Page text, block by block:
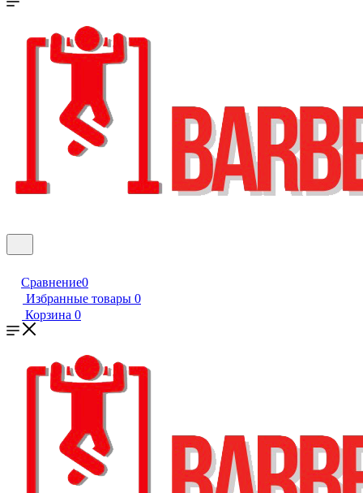
Сравнение0
Избранные товары 0
Корзина 0